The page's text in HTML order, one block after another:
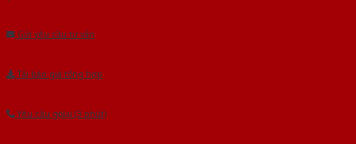
Gửi yêu cầu tư vấn
Tải báo giá tổng hợp
Yêu cầu gọi lại (3 phút)